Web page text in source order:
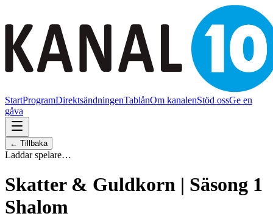
StartProgramDirektsändningenTablånOm kanalenStöd ossGe en
gåva
← Tillbaka
Laddar spelare…
Skatter & Guldkorn | Säsong 1
Shalom